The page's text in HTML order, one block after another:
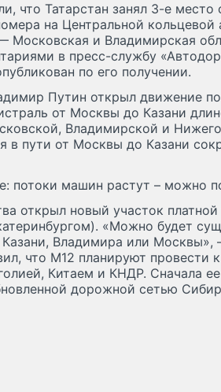
что Татарстан занял 3-е место
на Центральной
Московская и Владимирская
в пресс-службу
по его получении.
Путин открыл движение
от Москвы до Казани
Владимирской и
в пути от Москвы до Казани
потоки машин растут – можно
открыл новый участок
«Можно будет
Владимира или Москвы»,
что М12 планируют провести
Китаем и КНДР. Сначала
дорожной сетью